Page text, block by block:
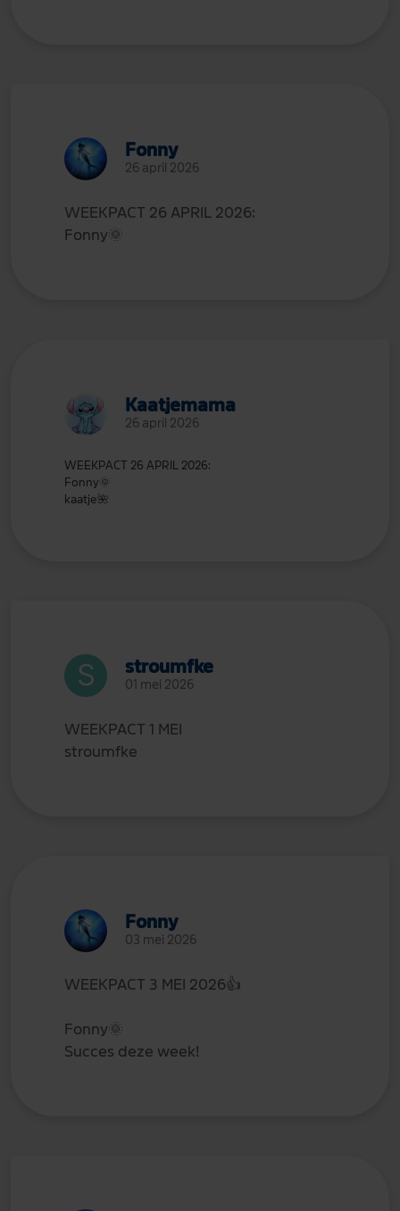
Fonny
26 april 2026
WEEKPACT 26 APRIL 2026:
Fonny🌞
Kaatjemama
26 april 2026
WEEKPACT 26 APRIL 2026:
Fonny🌞
kaatje🌺
stroumfke
01 mei 2026
WEEKPACT 1 MEI
stroumfke
Fonny
03 mei 2026
WEEKPACT 3 MEI 2026👍
Fonny🌞
Succes deze week!